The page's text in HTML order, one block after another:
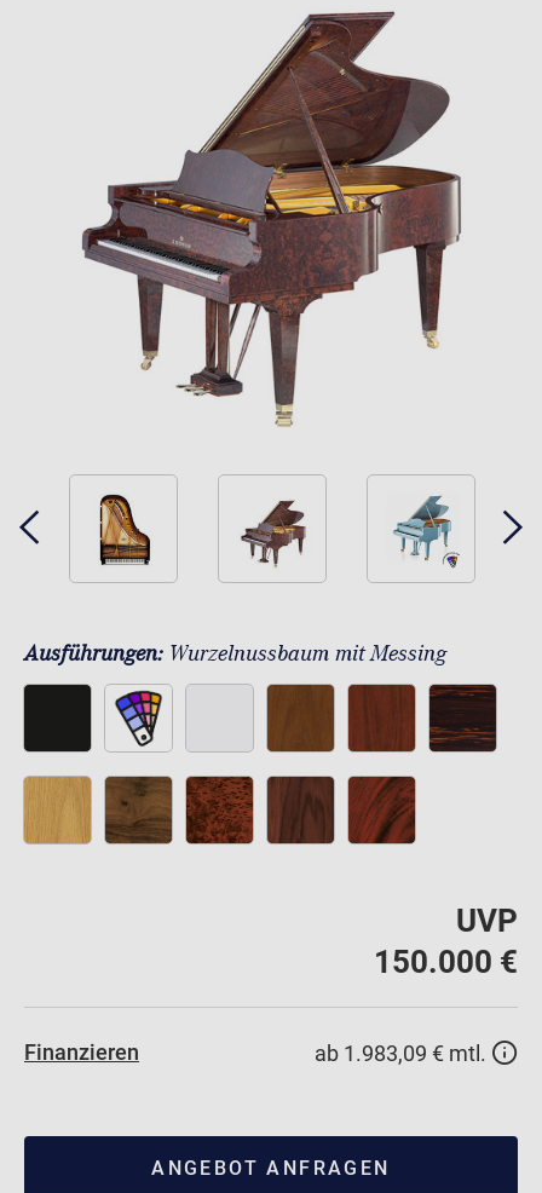
Ausführungen: Wurzelnussbaum mit Messing
UVP
150.000 €
Finanzieren ab 1.983,09 € mtl.
ANGEBOT ANFRAGEN